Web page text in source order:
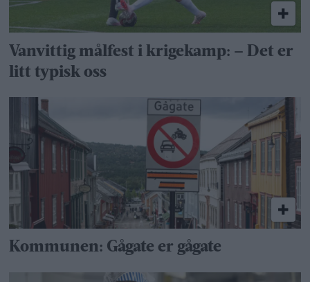
Vanvittig målfest i krigekamp: – Det er
litt typisk oss
Kommunen: Gågate er gågate